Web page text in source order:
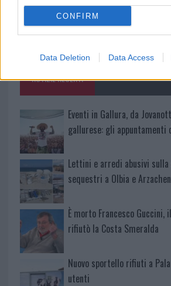
CONFIRM
Data Deletion Data Access
ce
b
o
k
it
te
r
te
re
st
at
s
A
p
a
re
Articolo
Prossimo articolo
NOTIZIE RECENTI
Eventi in Gallura, da
gallurese: gli appuntamenti
Lettini e arredi abusivi
sequestri a Olbia e
È morto Francesco Guccini,
rifiutò la Costa Smeralda
Nuovo sportello rifiuti a
utenti